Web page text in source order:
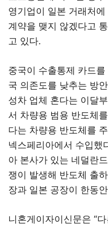
영기업이 일본 거래처
계약을 맺지 않겠다고
고 있다.
중국이 수출통제 카드
국 의존도를 낮추는 방
성차 업체 혼다는 이달
서 차량용 범용 반도체
다는 차량용 반도체를
넥스페리아에서 수입했
아 본사가 있는 네덜란
쟁이 발생해 반도체 출
장과 일본 공장이 한동
니혼게이자이신문은 “